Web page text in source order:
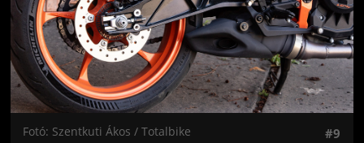
Fotó: Szentkuti Ákos / Totalbike #9